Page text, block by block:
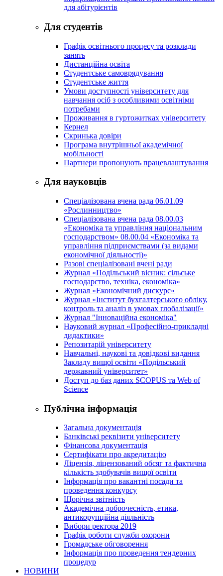
для абітурієнтів
Для студентів
Графік освітнього процесу та розклади
занять
Дистанційна освіта
Студентське самоврядування
Студентське життя
Умови доступності університету для
навчання осіб з особливими освітніми
потребами
Проживання в гуртожитках університету
Кернел
Скринька довіри
Програма внутрішньої академічної
мобільності
Партнери пропонують працевлаштування
Для науковців
Спеціалізована вчена рада 06.01.09
«Рослинництво»
Спеціалізована вчена рада 08.00.03
«Економіка та управління національним
господарством» 08.00.04 «Економіка та
управління підприємствами (за видами
економічної діяльності)»
Разові спеціалізовані вчені ради
Журнал «Подільський вісник: сільське
господарство, техніка, економіка»
Журнал «Економічний дискурс»
Журнал «Інститут бухгалтерського обліку,
контроль та аналіз в умовах глобалізації»
Журнал "Інноваційна економіка"
Науковий журнал «Професійно-прикладні
дидактики»
Репозитарій університету
Навчальні, наукові та довідкові видання
Закладу вищої освіти «Подільський
державний університет»
Доступ до баз даних SCOPUS та Web of
Science
Публічна інформація
Загальна документація
Банківські реквізити університету
Фінансова документація
Сертифікати про акредитацію
Ліцензія, ліцензований обсяг та фактична
кількість здобувачів вищої освіти
Інформація про вакантні посади та
проведення конкурсу
Щорічна звітність
Академічна доброчесність, етика,
антикорупційна діяльність
Вибори ректора 2019
Графік роботи служби охорони
Громадське обговорення
Інформація про проведення тендерних
процедур
НОВИНИ